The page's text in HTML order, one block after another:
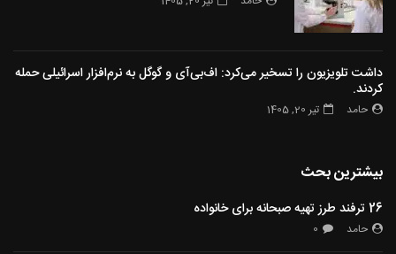
داشت تلویزیون را تسخیر می‌کرد: اف‌بی‌آی و گوگل به نرم‌افزار اسرائیلی حمله
کردند.
حامد تیر 20, 1405
بیشترین بحث
26 ترفند طرز تهیه صبحانه برای خانواده
حامد 0